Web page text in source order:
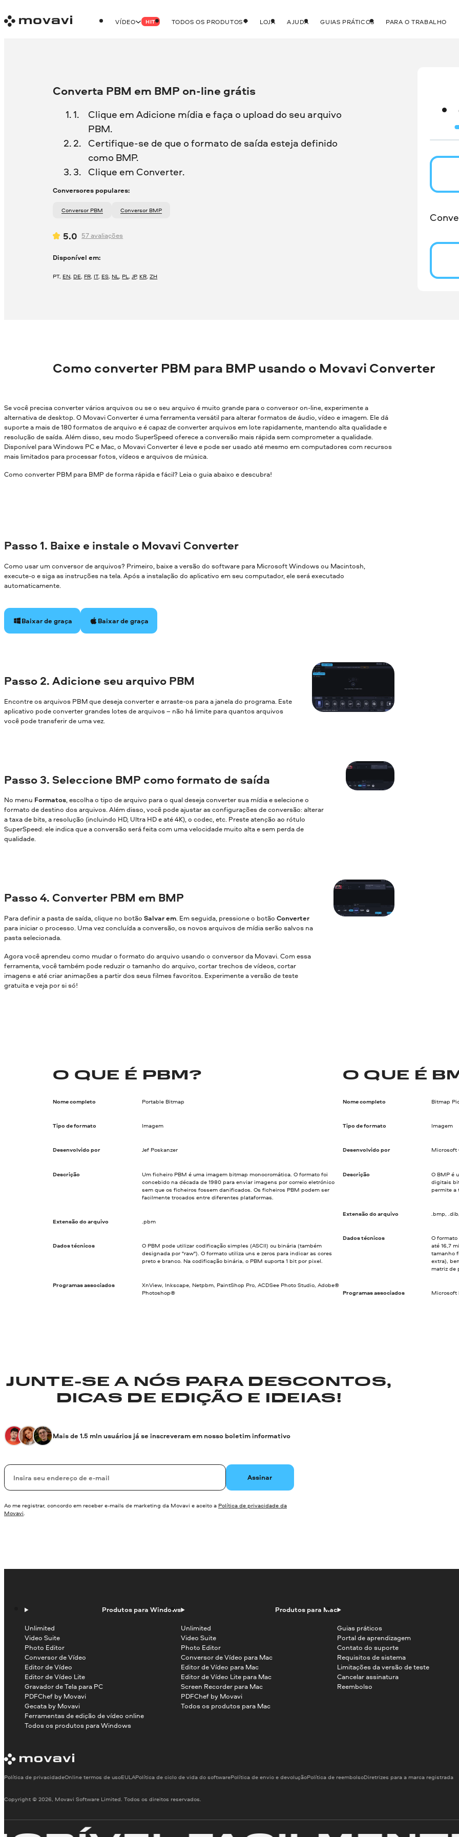
VÍDEO HIT TODOS OS PRODUTOS LOJA AJUDA GUIAS PRÁTICOS PARA O TRABALHO
Converta PBM em BMP on-line grátis
Clique em Adicione mídia e faça o upload do seu arquivo
PBM.
Certifique-se de que o formato de saída esteja definido
como BMP.
Clique em Converter.
Conversores populares:
Conversor PBM Conversor BMP
5.0 57 avaliações
Disponível em:
PT, EN, DE, FR, IT, ES, NL, PL,JP, KR,ZH
Como converter PBM para BMP usando o Movavi Converter
Se você precisa converter vários arquivos ou se o seu arquivo é muito grande para o conversor on-line, experimente a
alternativa de desktop. O Movavi Converter é uma ferramenta versátil para alterar formatos de áudio, vídeo e imagem. Ele dá
suporte a mais de 180 formatos de arquivo e é capaz de converter arquivos em lote rapidamente, mantendo alta qualidade e
resolução de saída. Além disso, seu modo SuperSpeed oferece a conversão mais rápida sem comprometer a qualidade.
Disponível para Windows PC e Mac, o Movavi Converter é leve e pode ser usado até mesmo em computadores com recursos
mais limitados para processar fotos, vídeos e arquivos de música.
Como converter PBM para BMP de forma rápida e fácil? Leia o guia abaixo e descubra!
Passo 1. Baixe e instale o Movavi Converter
Como usar um conversor de arquivos? Primeiro, baixe a versão do software para Microsoft Windows ou Macintosh,
execute-o e siga as instruções na tela. Após a instalação do aplicativo em seu computador, ele será executado
automaticamente.
Baixar de graça Baixar de graça
Passo 2. Adicione seu arquivo PBM
Encontre os arquivos PBM que deseja converter e arraste-os para a janela do programa. Este
aplicativo pode converter grandes lotes de arquivos – não há limite para quantos arquivos
você pode transferir de uma vez.
Passo 3. Seleccione BMP como formato de saída
No menu Formatos, escolha o tipo de arquivo para o qual deseja converter sua mídia e selecione o
formato de destino dos arquivos. Além disso, você pode ajustar as configurações de conversão: alterar
a taxa de bits, a resolução (incluindo HD, Ultra HD e até 4K), o codec, etc. Preste atenção ao rótulo
SuperSpeed: ele indica que a conversão será feita com uma velocidade muito alta e sem perda de
qualidade.
Passo 4. Converter PBM em BMP
Para definir a pasta de saída, clique no botão Salvar em. Em seguida, pressione o botão Converter
para iniciar o processo. Uma vez concluída a conversão, os novos arquivos de mídia serão salvos na
pasta selecionada.
Agora você aprendeu como mudar o formato do arquivo usando o conversor da Movavi. Com essa
ferramenta, você também pode reduzir o tamanho do arquivo, cortar trechos de vídeos, cortar
imagens e até criar animações a partir dos seus filmes favoritos. Experimente a versão de teste
gratuita e veja por si só!
O QUE É PBM?
Nome completo Portable Bitmap
Tipo de formato Imagem
Desenvolvido por Jef Poskanzer
Descrição
Um ficheiro PBM é uma imagem bitmap monocromática. O formato foi
concebido na década de 1980 para enviar imagens por correio eletrónico
sem que os ficheiros fossem danificados. Os ficheiros PBM podem ser
facilmente trocados entre diferentes plataformas.
Extensão do arquivo .pbm
Dados técnicos
O PBM pode utilizar codificação simples (ASCII) ou binária (também
designada por "raw"). O formato utiliza uns e zeros para indicar as cores
preto e branco. Na codificação binária, o PBM suporta 1 bit por pixel.
Programas associados
XnView, Inkscape, Netpbm, PaintShop Pro, ACDSee Photo Studio, Adobe®
Photoshop®
O QUE É
Nome completo Bitmap
Tipo de formato Imagem
Desenvolvido por Microsoft
Descrição
O BMP é
digitais
permite a
Extensão do arquivo .bmp,
Dados técnicos
O
até 16,7
tamanho
extra),
matriz de
Programas associados Microsoft
JUNTE-SE A NÓS PARA DESCONTOS,
DICAS DE EDIÇÃO E IDEIAS!
Mais de 1.5 mln usuários já se inscreveram em nosso boletim informativo
Seu e-mail Assinar
Ao me registrar, concordo em receber e-mails de marketing da Movavi e aceito a Política de privacidade da
Movavi.
Produtos para Windows
Unlimited
Video Suite
Photo Editor
Conversor de Vídeo
Editor de Vídeo
Editor de Vídeo Lite
Gravador de Tela para PC
PDFChef by Movavi
Gecata by Movavi
Ferramentas de edição de vídeo online
Todos os produtos para Windows
Produtos para Mac
Unlimited
Video Suite
Photo Editor
Conversor de Vídeo para Mac
Editor de Vídeo para Mac
Editor de Vídeo Lite para Mac
Screen Recorder para Mac
PDFChef by Movavi
Todos os produtos para Mac
Guias práticos
Portal de aprendizagem
Contato do suporte
Requisitos de sistema
Limitações da versão de teste
Cancelar assinatura
Reembolso
Copyright © 2026, Movavi Software Limited. Todos os direitos reservados.
Política de privacidadeOnline termos de usoEULAPolítica de ciclo de vida do softwarePolítica de envio e devoluçãoPolítica de reembolsoDiretrizes para a marca registrada